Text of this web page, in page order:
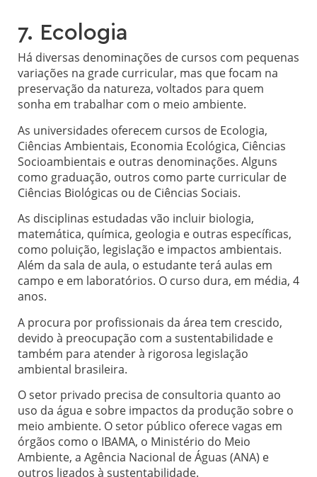
7. Ecologia
Há diversas denominações de cursos com pequenas
variações na grade curricular, mas que focam na
preservação da natureza, voltados para quem
sonha em trabalhar com o meio ambiente.
As universidades oferecem cursos de Ecologia,
Ciências Ambientais, Economia Ecológica, Ciências
Socioambientais e outras denominações. Alguns
como graduação, outros como parte curricular de
Ciências Biológicas ou de Ciências Sociais.
As disciplinas estudadas vão incluir biologia,
matemática, química, geologia e outras específicas,
como poluição, legislação e impactos ambientais.
Além da sala de aula, o estudante terá aulas em
campo e em laboratórios. O curso dura, em média, 4
anos.
A procura por profissionais da área tem crescido,
devido à preocupação com a sustentabilidade e
também para atender à rigorosa legislação
ambiental brasileira.
O setor privado precisa de consultoria quanto ao
uso da água e sobre impactos da produção sobre o
meio ambiente. O setor público oferece vagas em
órgãos como o IBAMA, o Ministério do Meio
Ambiente, a Agência Nacional de Águas (ANA) e
outros ligados à sustentabilidade.